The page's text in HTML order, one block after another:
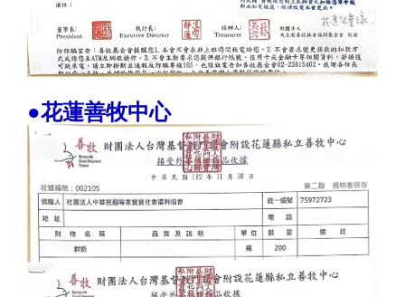
●花蓮善牧中心